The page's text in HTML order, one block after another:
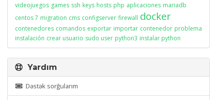
videojuegos games ssh keys hosts php aplicaciones mariadb
centos 7 migration cms configserver firewall docker
contenedores comandos exportar importar contenedor problema
instalación crear usuario sudo user python3 instalar python
Yardım
Dəstək sorğularım